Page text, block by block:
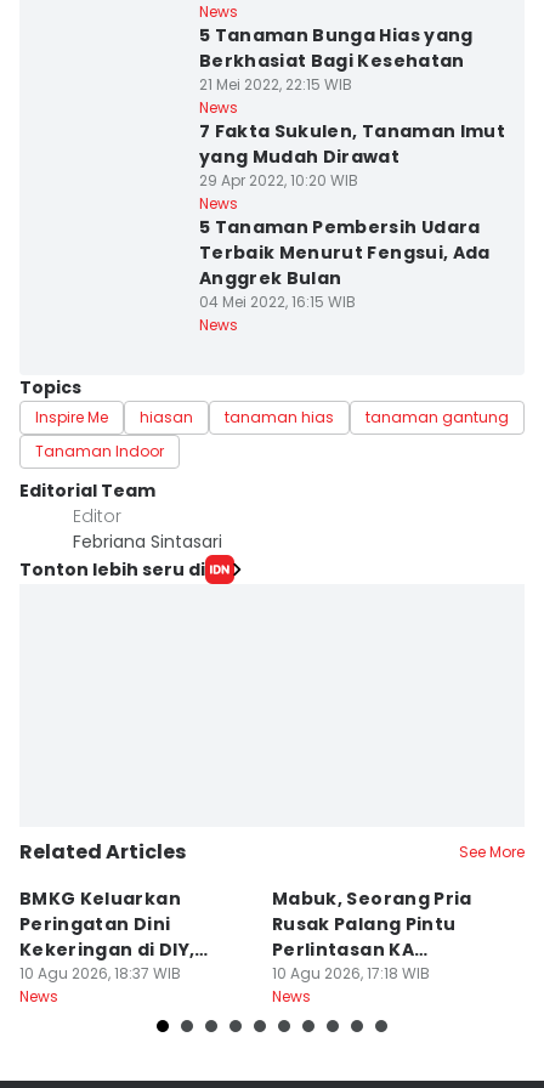
News
5 Tanaman Bunga Hias yang
Berkhasiat Bagi Kesehatan
21 Mei 2022, 22:15 WIB
News
7 Fakta Sukulen, Tanaman Imut
yang Mudah Dirawat
29 Apr 2022, 10:20 WIB
News
5 Tanaman Pembersih Udara
Terbaik Menurut Fengsui, Ada
Anggrek Bulan
04 Mei 2022, 16:15 WIB
News
Topics
Inspire Me hiasan tanaman hias
tanaman gantung
Tanaman Indoor
Editorial Team
Editor
Febriana Sintasari
Tonton lebih seru di
Related Articles See More
BMKG Keluarkan
Peringatan Dini
Kekeringan di DIY,
Kategori Awas
10 Agu 2026, 18:37 WIB
News
Mabuk, Seorang Pria
Rusak Palang Pintu
Perlintasan KA
Banyuraden
10 Agu 2026, 17:18 WIB
News